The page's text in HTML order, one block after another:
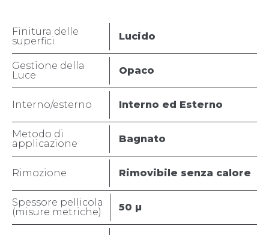
Finitura delle
superfici
Lucido
Gestione della
Luce
Opaco
Interno/esterno Interno ed Esterno
Metodo di
applicazione
Bagnato
Rimozione Rimovibile senza calore
Spessore pellicola
(misure metriche)
50 µ